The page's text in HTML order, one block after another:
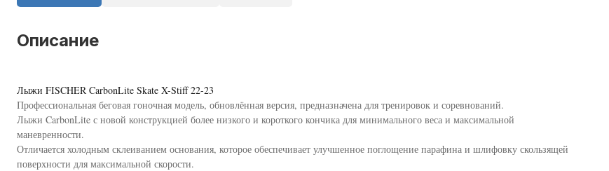
Описание
Лыжи FISCHER CarbonLite Skate X-Stiff 22-23
Профессиональная беговая гоночная модель, обновлённая версия, предназначена для тренировок и соревнований.
Лыжи CarbonLite с новой конструкцией более низкого и короткого кончика для минимального веса и максимальной
маневренности.
Отличается холодным склеиванием основания, которое обеспечивает улучшенное поглощение парафина и шлифовку скользящей
поверхности для максимальной скорости.